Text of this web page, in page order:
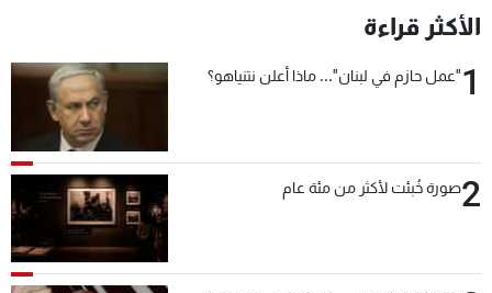
الأكثر قراءة
1"عمل حازم في لبنان"... ماذا أعلن نتنياهو؟
2صورة خُبئت لأكثر من مئة عام